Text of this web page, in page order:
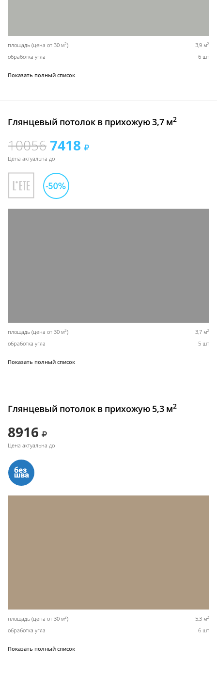
площадь (цена от 30 м2) 3,9 м2
обработка угла 6 шт
Показать полный список
Глянцевый потолок в прихожую 3,7 м2
100567418
Цена актуальна до
площадь (цена от 30 м2) 3,7 м2
обработка угла 5 шт
Показать полный список
Глянцевый потолок в прихожую 5,3 м2
8916
Цена актуальна до
площадь (цена от 30 м2) 5,3 м2
обработка угла 6 шт
Показать полный список